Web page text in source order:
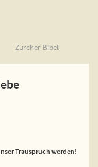
Zürcher Bibel
Trauspruch werden!